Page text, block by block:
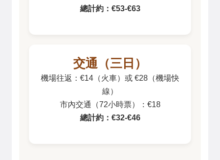
總計約：€53-€63
交通（三日）
機場往返：€14（火車）或 €28（機場快
線）
市內交通（72小時票）：€18
總計約：€32-€46